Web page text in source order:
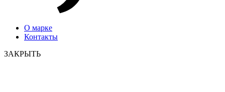
О марке
Контакты
ЗАКРЫТЬ